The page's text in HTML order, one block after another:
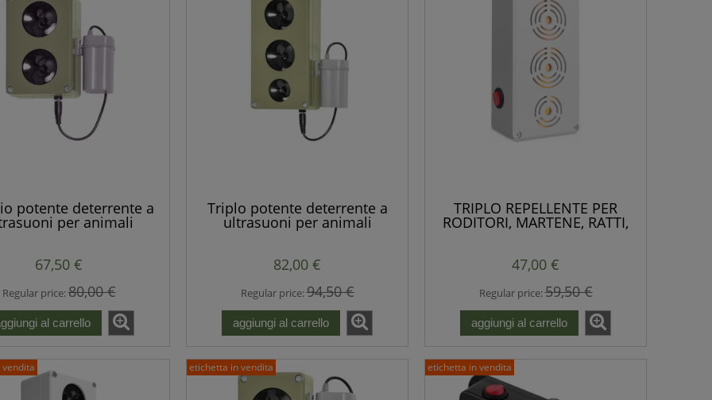
potente deterrente a
per animali
come martore, volpi,
67,50 €
Regular price:80,00 €
al carrello
Triplo potente deterrente a
ultrasuoni per animali
selvatici come martore, volpi,
82,00 €
Regular price:94,50 €
aggiungi al carrello
TRIPLO REPELLENTE PER
RODITORI, MARTENE, RATTI,
47,00 €
Regular price:59,50 €
aggiungi al carrello
etichetta in vendita etichetta in vendita